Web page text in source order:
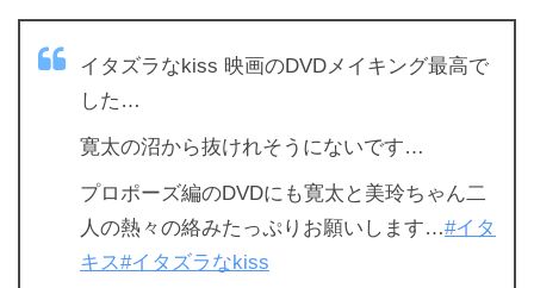
イタズラなkiss 映画のDVDメイキング最高で
した…
寛太の沼から抜けれそうにないです…
プロポーズ編のDVDにも寛太と美玲ちゃん二
人の熱々の絡みたっぷりお願いします…#イタ
キス#イタズラなkiss